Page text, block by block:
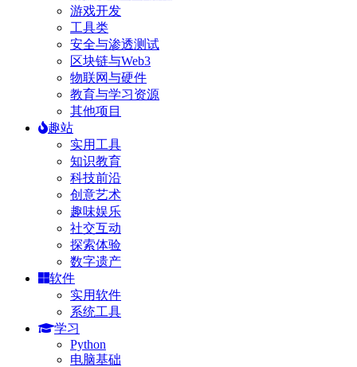
游戏开发
工具类
安全与渗透测试
区块链与Web3
物联网与硬件
教育与学习资源
其他项目
趣站
实用工具
知识教育
科技前沿
创意艺术
趣味娱乐
社交互动
探索体验
数字遗产
软件
实用软件
系统工具
学习
Python
电脑基础